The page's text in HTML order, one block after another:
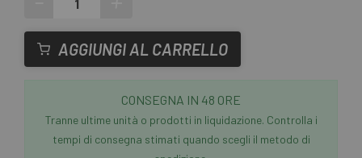
AGGIUNGI AL CARRELLO
CONSEGNA IN 48 ORE
Tranne ultime unità o prodotti in liquidazione. Controlla i
tempi di consegna stimati quando scegli il metodo di